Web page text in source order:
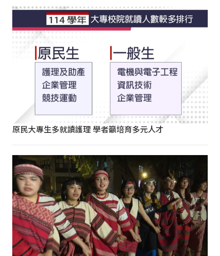
原民大專生多就讀護理 學者籲培育多元人才